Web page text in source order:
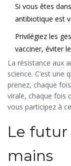
Si vous êtes
antibiotique est
Privilégiez les
vacciner, éviter
La résistance aux
science. C’est une
prenez, chaque
virale, chaque fois
vous participez à
Le futur
mains